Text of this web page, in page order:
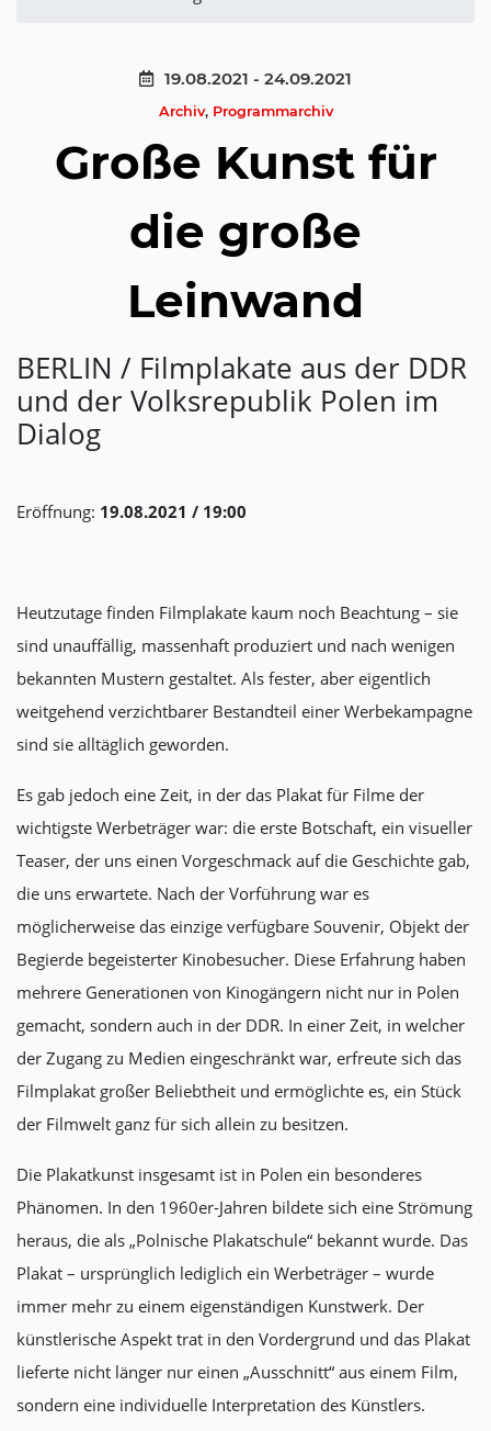
19.08.2021 - 24.09.2021
Archiv, Programmarchiv
Große Kunst für
die große
Leinwand
BERLIN / Filmplakate aus der DDR
und der Volksrepublik Polen im
Dialog
Eröffnung: 19.08.2021 / 19:00
Heutzutage finden Filmplakate kaum noch Beachtung – sie
sind unauffällig, massenhaft produziert und nach wenigen
bekannten Mustern gestaltet. Als fester, aber eigentlich
weitgehend verzichtbarer Bestandteil einer Werbekampagne
sind sie alltäglich geworden.
Es gab jedoch eine Zeit, in der das Plakat für Filme der
wichtigste Werbeträger war: die erste Botschaft, ein visueller
Teaser, der uns einen Vorgeschmack auf die Geschichte gab,
die uns erwartete. Nach der Vorführung war es
möglicherweise das einzige verfügbare Souvenir, Objekt der
Begierde begeisterter Kinobesucher. Diese Erfahrung haben
mehrere Generationen von Kinogängern nicht nur in Polen
gemacht, sondern auch in der DDR. In einer Zeit, in welcher
der Zugang zu Medien eingeschränkt war, erfreute sich das
Filmplakat großer Beliebtheit und ermöglichte es, ein Stück
der Filmwelt ganz für sich allein zu besitzen.
Die Plakatkunst insgesamt ist in Polen ein besonderes
Phänomen. In den 1960er-Jahren bildete sich eine Strömung
heraus, die als „Polnische Plakatschule“ bekannt wurde. Das
Plakat – ursprünglich lediglich ein Werbeträger – wurde
immer mehr zu einem eigenständigen Kunstwerk. Der
künstlerische Aspekt trat in den Vordergrund und das Plakat
lieferte nicht länger nur einen „Ausschnitt“ aus einem Film,
sondern eine individuelle Interpretation des Künstlers.